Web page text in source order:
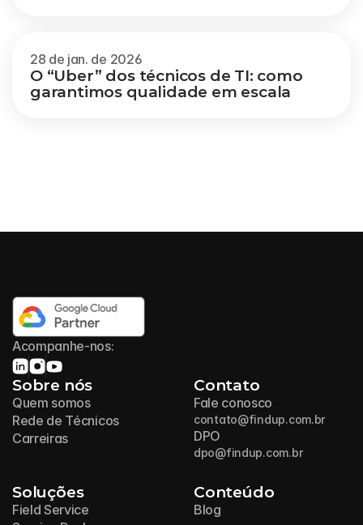
28 de jan. de 2026
O “Uber” dos técnicos de TI: como
garantimos qualidade em escala
Acompanhe-nos:
Sobre nós
Quem somos
Rede de Técnicos
Carreiras
Contato
Fale conosco
contato@findup.com.br
DPO
dpo@findup.com.br
Soluções
Field Service
Conteúdo
Blog